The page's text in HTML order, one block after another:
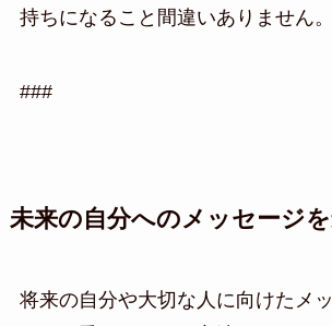
持ちになること間違いありません。
###
未来の自分へのメッセージ
将来の自分や大切な人に向けたメ